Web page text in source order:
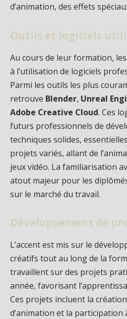
d’animation, des effets
Outils et logiciels
Au cours de leur formation,
à l’utilisation de logiciels
Parmi les outils les plus
retrouve Blender, Unreal
Adobe Creative Cloud. Ces
futurs professionnels de
techniques solides,
projets variés, allant de
jeux vidéo. La familiarisation
atout majeur pour les
sur le marché du travail.
Développement de
L’accent est mis sur le
créatifs tout au long de la
travaillent sur des projets
année, favorisant
Ces projets incluent la
d’animation et la participation